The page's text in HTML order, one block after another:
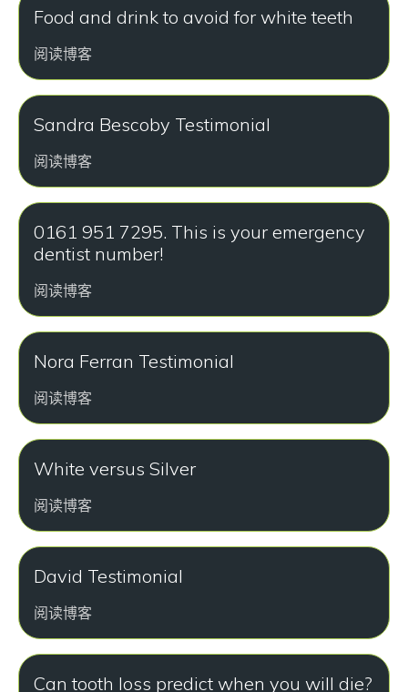
Food and drink to avoid for white teeth
阅读博客
Sandra Bescoby Testimonial
阅读博客
0161 951 7295. This is your emergency
dentist number!
阅读博客
Nora Ferran Testimonial
阅读博客
White versus Silver
阅读博客
David Testimonial
阅读博客
Can tooth loss predict when you will die?